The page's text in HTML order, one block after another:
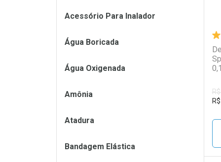
R$
Acessório Para Inalador
Água Boricada
Água Oxigenada
Amônia
Atadura
Bandagem Elástica